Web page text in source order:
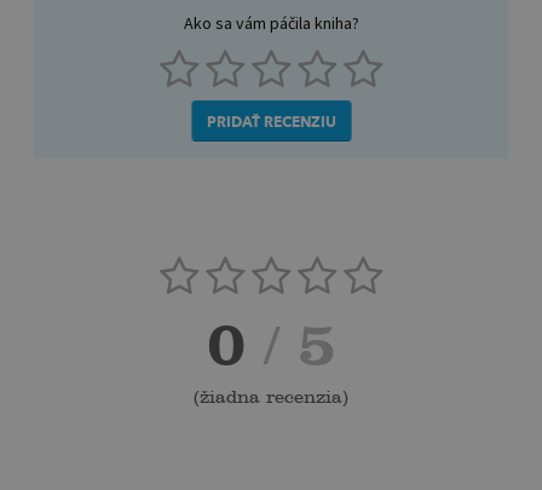
Ako sa vám páčila kniha?
PRIDAŤ RECENZIU
0 / 5
(žiadna recenzia)